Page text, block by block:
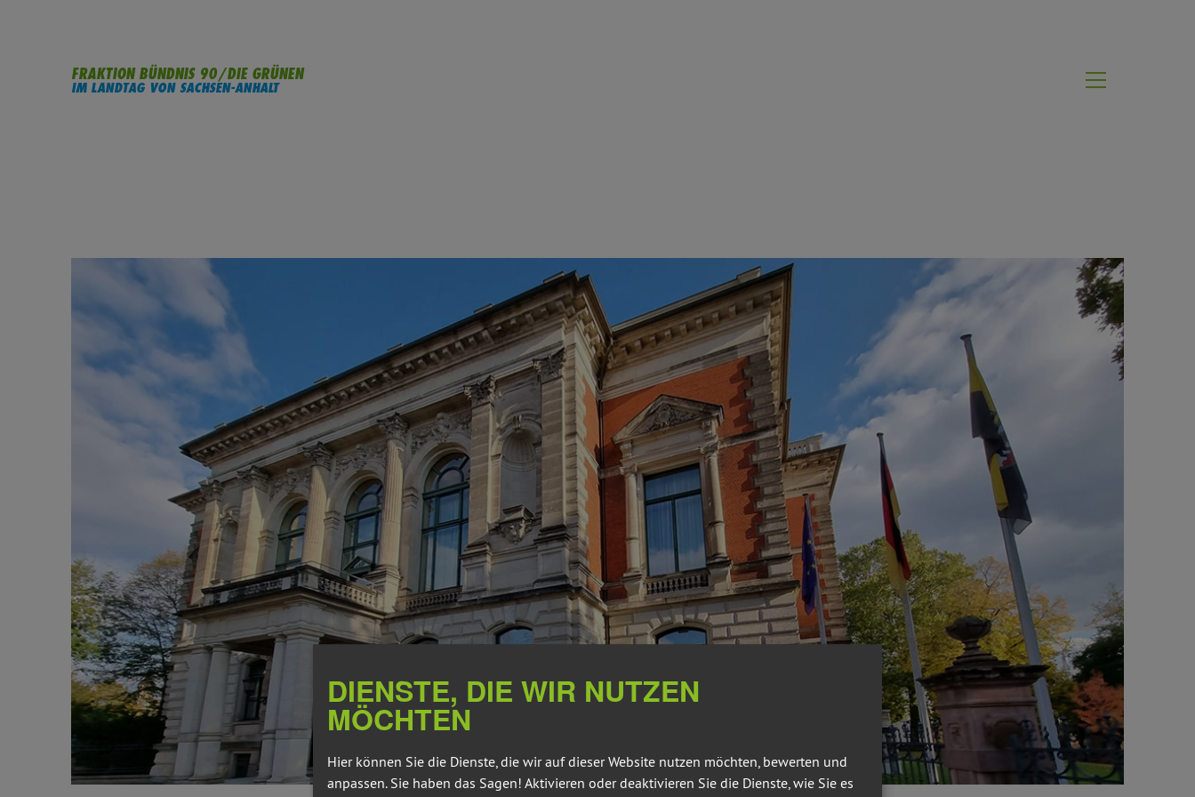
FRAKTION BÜNDNIS 90/DIE GRÜNEN
IM LANDTAG VON SACHSEN-ANHALT
DIENSTE, DIE WIR NUTZEN
MÖCHTEN
Hier können Sie die Dienste, die wir auf dieser Website nutzen möchten, bewerten und
anpassen. Sie haben das Sagen! Aktivieren oder deaktivieren Sie die Dienste, wie Sie es